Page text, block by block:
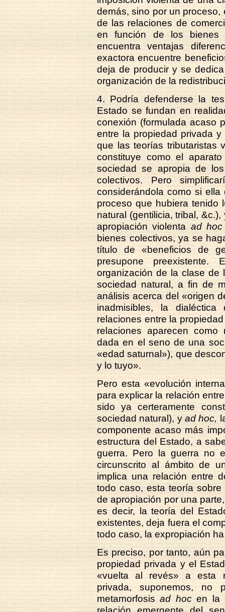
demás, sino por un
de las relaciones de
en función de los bienes
encuentra ventajas
exactora encuentre
deja de producir y se
organización de la
4. Podría defenderse la
Estado se fundan en
conexión (formulada acaso
entre la propiedad privada
que las teorías tributaristas
constituye como el
sociedad se apropia de
colectivos. Pero
considerándola como si
proceso que hubiera tenido
natural (gentilicia, tribal,
apropiación violenta ad hoc
bienes colectivos, ya se
título de «beneficios de
presupone
organización de la clase de
sociedad natural, a fin de
análisis acerca del «origen
inadmisibles, la
relaciones entre la
relaciones aparecen
dada en el seno de una
«edad saturnal»), que
y lo tuyo».
Pero esta «evolución
para explicar la relación
sido ya certeramente
sociedad natural), yad hoc,
componente acaso más
estructura del Estado, a
guerra. Pero la guerra no
circunscrito al ámbito de
implica una relación entre
todo caso, esta teoría
de apropiación por una
es decir, la teoría del
existentes, deja fuera el
todo caso, la expropiación
Es preciso, por tanto, aún
propiedad privada y el
«vuelta al revés» a esta
privada, suponemos, no
metamorfosisad hocen la